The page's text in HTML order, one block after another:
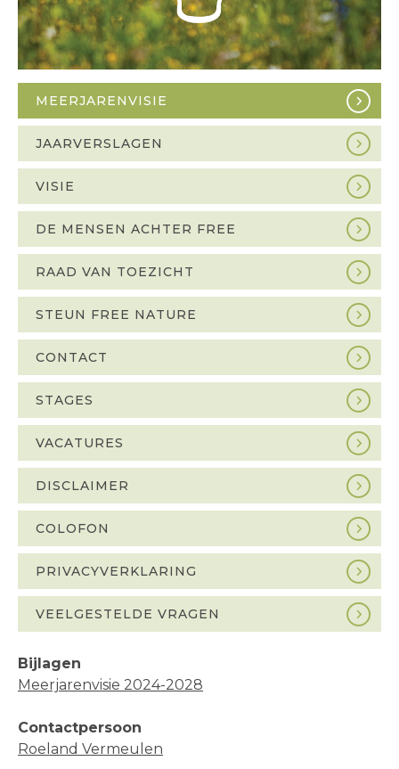
Sidebar
navigation
MEERJARENVISIE
JAARVERSLAGEN
VISIE
DE MENSEN ACHTER FREE
RAAD VAN TOEZICHT
STEUN FREE NATURE
CONTACT
STAGES
VACATURES
DISCLAIMER
COLOFON
PRIVACYVERKLARING
VEELGESTELDE VRAGEN
Bijlagen
Meerjarenvisie 2024-2028
Contactpersoon
Roeland Vermeulen